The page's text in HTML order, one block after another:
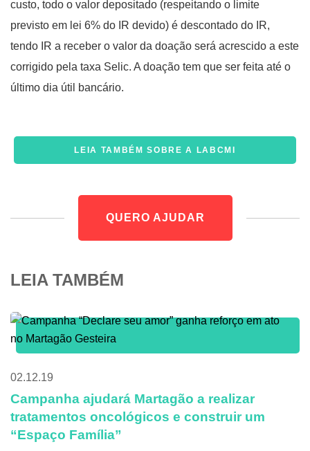
custo, todo o valor depositado (respeitando o limite
previsto em lei 6% do IR devido) é descontado do IR,
tendo IR a receber o valor da doação será acrescido a este
corrigido pela taxa Selic. A doação tem que ser feita até o
último dia útil bancário.
LEIA TAMBÉM SOBRE A LABCMI
QUERO AJUDAR
LEIA TAMBÉM
02.12.19
Campanha ajudará Martagão a realizar
tratamentos oncológicos e construir um
“Espaço Família”